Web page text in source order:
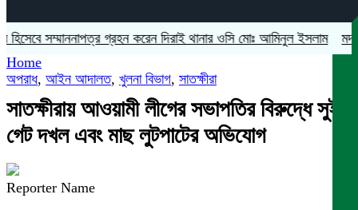
সম্মাননাপত্র গ্রহন করেন দিরাই থানার ওসি মোঃ আমিনুল ইসলাম মদনে
Home
অপরাধ, আইন আদালত, খুলনা বিভাগ, সাতক্ষীরা
সাতক্ষীরায় আওয়ামী লীগের সভাপতির বিরুদ্ধে সুইচ
গেট দখল এবং মাছ লুটপাটের অভিযোগ
Reporter Name